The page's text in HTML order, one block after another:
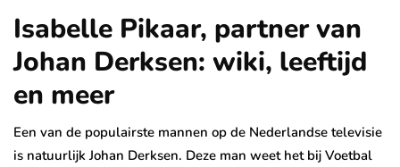
Isabelle Pikaar, partner van
Johan Derksen: wiki, leeftijd
en meer
Een van de populairste mannen op de Nederlandse televisie
is natuurlijk Johan Derksen. Deze man weet het bij Voetbal